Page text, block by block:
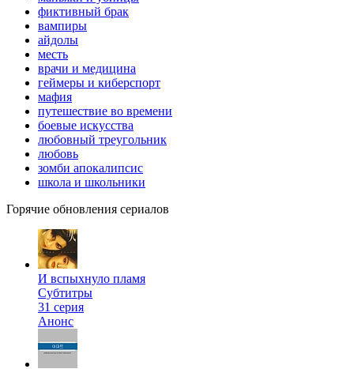
фиктивный брак
вампиры
айдолы
месть
врачи и медицина
геймеры и киберспорт
мафия
путешествие во времени
боевые искусства
любовный треугольник
любовь
зомби апокалипсис
школа и школьники
Горячие обновления сериалов
И вспыхнуло пламя
Субтитры
31 серия
Анонс